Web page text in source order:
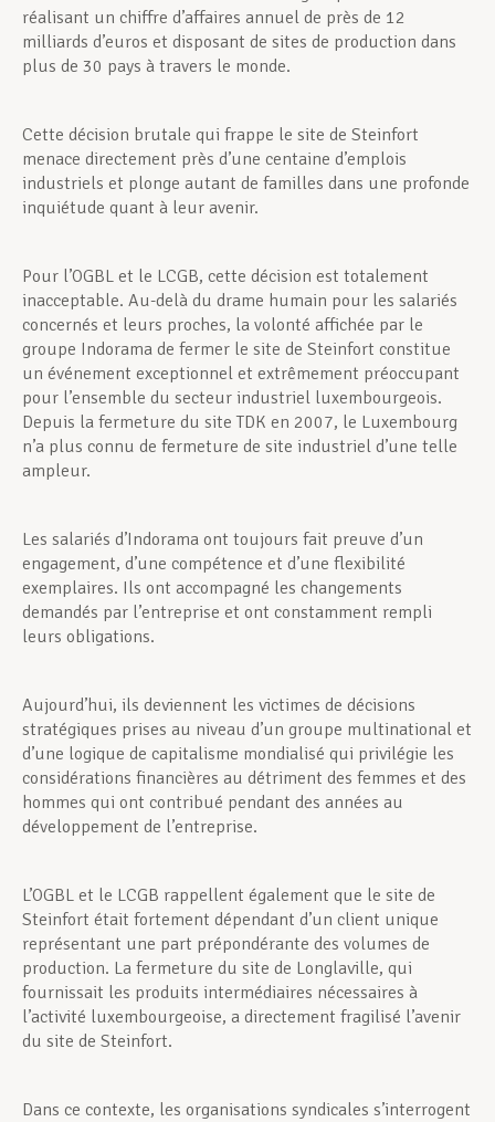
réalisant un chiffre d’affaires annuel de près de 12
milliards d’euros et disposant de sites de production dans
plus de 30 pays à travers le monde.
Cette décision brutale qui frappe le site de Steinfort
menace directement près d’une centaine d’emplois
industriels et plonge autant de familles dans une profonde
inquiétude quant à leur avenir.
Pour l’OGBL et le LCGB, cette décision est totalement
inacceptable. Au-delà du drame humain pour les salariés
concernés et leurs proches, la volonté affichée par le
groupe Indorama de fermer le site de Steinfort constitue
un événement exceptionnel et extrêmement préoccupant
pour l’ensemble du secteur industriel luxembourgeois.
Depuis la fermeture du site TDK en 2007, le Luxembourg
n’a plus connu de fermeture de site industriel d’une telle
ampleur.
Les salariés d’Indorama ont toujours fait preuve d’un
engagement, d’une compétence et d’une flexibilité
exemplaires. Ils ont accompagné les changements
demandés par l’entreprise et ont constamment rempli
leurs obligations.
Aujourd’hui, ils deviennent les victimes de décisions
stratégiques prises au niveau d’un groupe multinational et
d’une logique de capitalisme mondialisé qui privilégie les
considérations financières au détriment des femmes et des
hommes qui ont contribué pendant des années au
développement de l’entreprise.
L’OGBL et le LCGB rappellent également que le site de
Steinfort était fortement dépendant d’un client unique
représentant une part prépondérante des volumes de
production. La fermeture du site de Longlaville, qui
fournissait les produits intermédiaires nécessaires à
l’activité luxembourgeoise, a directement fragilisé l’avenir
du site de Steinfort.
Dans ce contexte, les organisations syndicales s’interrogent